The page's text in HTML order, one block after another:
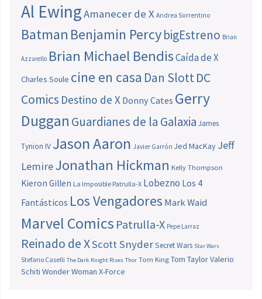
Al EwingAmanecer de X Andrea Sorrentino
Batman Benjamin PercybigEstreno Brian
Azzarello Brian Michael BendisCaída de X
Charles Soule cine en casa Dan SlottDC
Comics Destino de X Donny Cates Gerry
Duggan Guardianes de la Galaxia James
Tynion IV Jason Aaron Javier Garrón Jed MacKay Jeff
LemireJonathan Hickman Kelly Thompson
Kieron Gillen La Imposible Patrulla-X Lobezno Los 4
Fantásticos Los Vengadores Mark Waid
Marvel Comics Patrulla-X Pepe Larraz
Reinado de XScott SnyderSecret Wars Star Wars
Stefano Caselli The Dark Knight Rises Thor Tom King Tom TaylorValerio
Schiti Wonder Woman X-Force